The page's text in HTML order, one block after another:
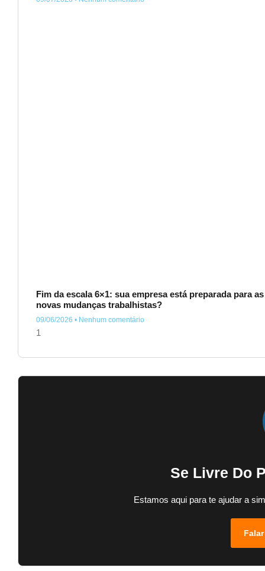
Fim da escala 6×1: sua empresa está preparada para as
novas mudanças trabalhistas?
09/06/2026 Nenhum comentário
Se Livre Do
Estamos aqui para te ajudar a